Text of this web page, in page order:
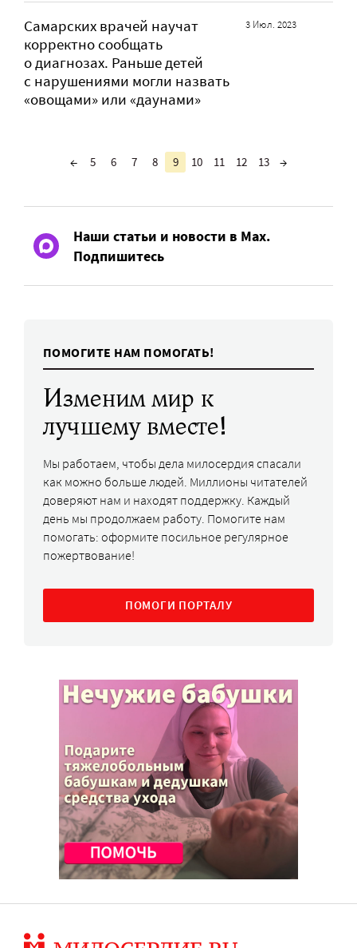
Самарских врачей научат
корректно сообщать
о диагнозах. Раньше детей
с нарушениями могли назвать
«овощами» или «даунами»
3 Июл. 2023
← 5 6 7 8 9 10 11 12 13 →
Наши статьи и новости в Max.
Подпишитесь
ПОМОГИТЕ НАМ ПОМОГАТЬ!
Изменим мир к
лучшему вместе!
Мы работаем, чтобы дела милосердия спасали
как можно больше людей. Миллионы читателей
доверяют нам и находят поддержку. Каждый
день мы продолжаем работу. Помогите нам
помогать: оформите посильное регулярное
пожертвование!
ПОМОГИ ПОРТАЛУ